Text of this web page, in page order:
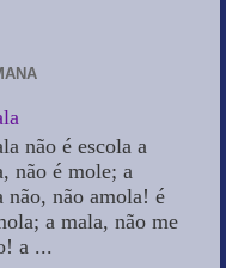
não é escola a
não é mole; a
não, não amola! é
a mala, não me
a ...